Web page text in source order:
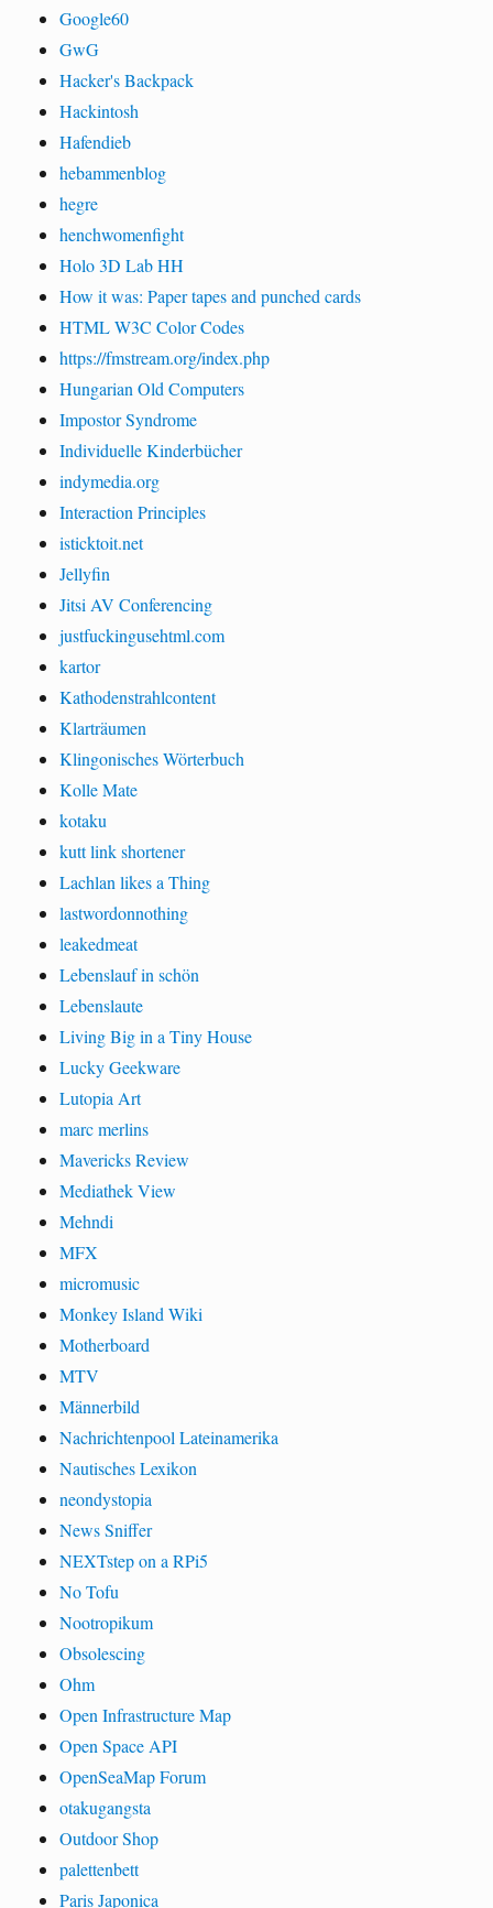
Google60
GwG
Hacker's Backpack
Hackintosh
Hafendieb
hebammenblog
hegre
henchwomenfight
Holo 3D Lab HH
How it was: Paper tapes and punched cards
HTML W3C Color Codes
https://fmstream.org/index.php
Hungarian Old Computers
Impostor Syndrome
Individuelle Kinderbücher
indymedia.org
Interaction Principles
isticktoit.net
Jellyfin
Jitsi AV Conferencing
justfuckingusehtml.com
kartor
Kathodenstrahlcontent
Klarträumen
Klingonisches Wörterbuch
Kolle Mate
kotaku
kutt link shortener
Lachlan likes a Thing
lastwordonnothing
leakedmeat
Lebenslauf in schön
Lebenslaute
Living Big in a Tiny House
Lucky Geekware
Lutopia Art
marc merlins
Mavericks Review
Mediathek View
Mehndi
MFX
micromusic
Monkey Island Wiki
Motherboard
MTV
Männerbild
Nachrichtenpool Lateinamerika
Nautisches Lexikon
neondystopia
News Sniffer
NEXTstep on a RPi5
No Tofu
Nootropikum
Obsolescing
Ohm
Open Infrastructure Map
Open Space API
OpenSeaMap Forum
otakugangsta
Outdoor Shop
palettenbett
Paris Japonica